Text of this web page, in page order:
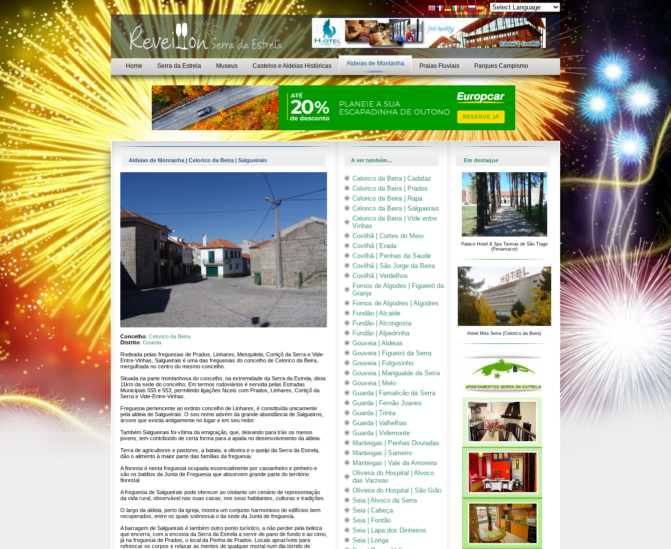
Home Serra da Estrela Museus Castelos e Aldeias Históricas Aldeias de Montanha Praias Fluviais Parques Campismo
Aldeias de Montanha | Celorico da Beira | Salgueirais A ver também... Em destaque
Concelho: Celorico da Beira
Distrito: Guarda
Rodeada pelas freguesias de Prados, Linhares, Mesquitela, Cortiçô da Serra e Vide-
Entre-Vinhas, Salgueirais é uma das freguesias do concelho de Celorico da Beira,
mergulhada no centro do mesmo concelho.
Situada na parte montanhosa do concelho, na extremidade da Serra da Estrela, dista
11km da sede do concelho. Em termos rodoviários é servida pelas Estradas
Municipais 555 e 553, permitindo ligações fáceis com Prados, Linhares, Cortiçô da
Serra e Vide-Entre-Vinhas.
Freguesia pertencente ao extinto concelho de Linhares, é constituída unicamente
pela aldeia de Salgueirais. O seu nome advém da grande abundância de Salgueiros,
árvore que existia antigamente no lugar e em seu redor.
Também Salgueirais foi vítima da emigração, que, deixando para trás os menos
jovens, tem contribuído de certa forma para a apatia no desenvolvimento da aldeia.
Terra de agricultores e pastores, a batata, a oliveira e o queijo da Serra da Estrela,
dão o alimento à maior parte das famílias da freguesia.
A floresta é nesta freguesia ocupada essencialmente por castanheiro e pinheiro e
são os baldios da Junta de Freguesia que absorvem grande parte do território
florestal.
A freguesia de Salgueirais pode oferecer ao visitante um cenário de representação
da vida rural, observável nas suas casas, nos seus habitantes, culturas e tradições.
O largo da aldeia, perto da igreja, mostra um conjunto harmonioso de edifícios bem
recuperados, entre os quais sobressai o da sede da Junta de freguesia.
A barragem de Salgueirais é também outro ponto turístico, a não perder pela beleza
que encerra, com a encosta da Serra da Estrela a servir de pano de fundo e ao cimo,
já na freguesia de Prados, o local da Penha de Prados. Locais aprazíveis para
refrescar os corpos e relaxar as mentes de qualquer mortal num dia tórrido de
Celorico da Beira | Cadafaz
Celorico da Beira | Prados
Celorico da Beira | Rapa
Celorico da Beira | Salgueirais
Celorico da Beira | Vide entre
Vinhas
Covilhã | Cortes do Meio
Covilhã | Erada
Covilhã | Penhas da Saude
Covilhã | São Jorge da Beira
Covilhã | Verdelhos
Fornos de Algodes | Figueiró da
Granja
Fornos de Algodres | Algodres
Fundão | Alcaide
Fundão | Alcongosta
Fundão | Alpedrinha
Gouveia | Aldeias
Gouveia | Figueiró da Serra
Gouveia | Folgosinho
Gouveia | Mangualde da Serra
Gouveia | Melo
Guarda | Famalicão da Serra
Guarda | Fernão Joanes
Guarda | Trinta
Guarda | Valhelhas
Guarda | Videmonte
Manteigas | Penhas Douradas
Manteigas | Sameiro
Manteigas | Vale da Amoreira
Oliveira do Hospital | Alvoco
das Varzeas
Oliveira do Hospital | São Gião
Seia | Alvoco da Serra
Seia | Cabeça
Seia | Fontão
Seia | Lapa dos Dinheiros
Seia | Loriga
Palace Hotel & Spa Termas de São Tiago
(Penamacor)
Hotel Mira Serra (Celorico da Beira)